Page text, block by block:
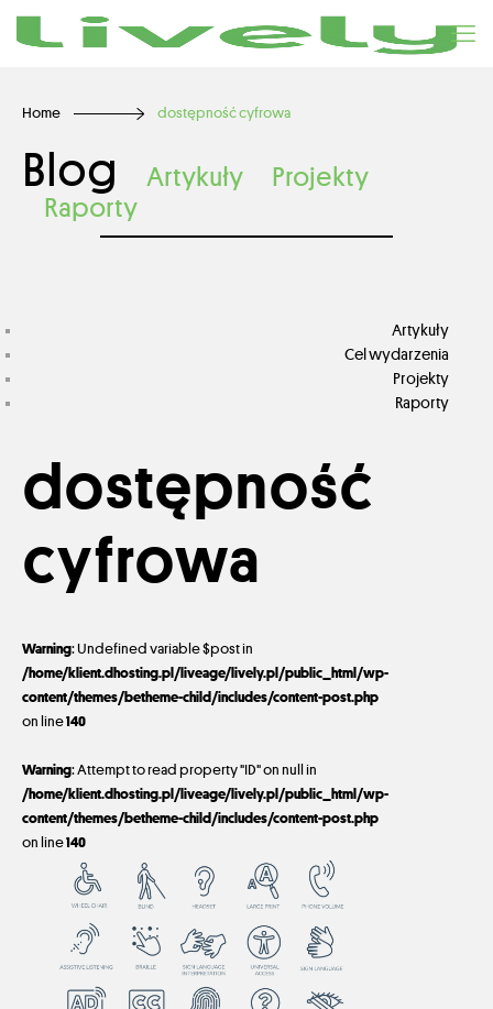
Home dostępność cyfrowa
Blog Artykuły
Projekty
Raporty
Artykuły
Cel wydarzenia
Projekty
Raporty
dostępność
cyfrowa
Warning: Undefined variable $post in
/home/klient.dhosting.pl/liveage/lively.pl/public_html/wp-
content/themes/betheme-child/includes/content-post.php
on line140
Warning: Attempt to read property "ID" on null in
/home/klient.dhosting.pl/liveage/lively.pl/public_html/wp-
content/themes/betheme-child/includes/content-post.php
on line140
7 kwietnia 2021